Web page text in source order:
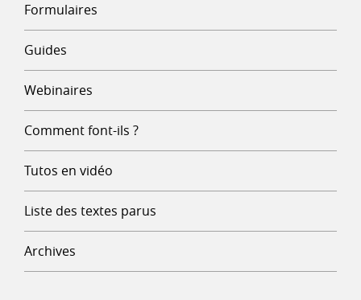
Formulaires
Guides
Webinaires
Comment font-ils ?
Tutos en vidéo
Liste des textes parus
Archives